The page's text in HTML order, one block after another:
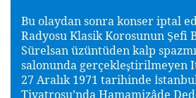
Bu olaydan sonra konser iptal
Radyosu Klasik Korosunun Şefi
Sürelsan üzüntüden kalp
salonunda gerçekleştirilmeyen
27 Aralık 1971 tarihinde İ
Tiyatrosu’nda Hamamizâde